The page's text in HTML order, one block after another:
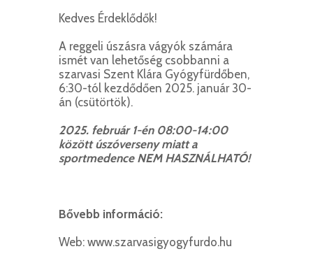
Kedves Érdeklődők!
A reggeli úszásra vágyók számára
ismét van lehetőség csobbanni a
szarvasi Szent Klára Gyógyfürdőben,
6:30-tól kezdődően 2025. január 30-
án (csütörtök).
2025. február 1-én 08:00-14:00
között úszóverseny miatt a
sportmedence NEM HASZNÁLHATÓ!
Bővebb információ:
Web: www.szarvasigyogyfurdo.hu